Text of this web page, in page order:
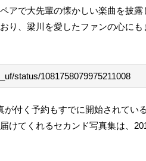
アで大先輩の懐かしい楽曲を披
り、梁川を愛したファンの心に
status/1081758079975211008
が付く予約もすでに開始されている
けてくれるセカンド写真集は、